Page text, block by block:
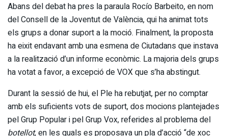
Abans del debat ha pres la paraula Rocío Barbeito, en nom
del Consell de la Joventut de València, qui ha animat tots
els grups a donar suport a la moció. Finalment, la proposta
ha eixit endavant amb una esmena de Ciutadans que instava
a la realització d’un informe econòmic. La majoria dels grups
ha votat a favor, a excepció de VOX que s’ha abstingut.
Durant la sessió de hui, el Ple ha rebutjat, per no comptar
amb els suficients vots de suport, dos mocions plantejades
pel Grup Popular i pel Grup Vox, referides al problema del
botellot, en les quals es proposava un pla d’acció “de xoc